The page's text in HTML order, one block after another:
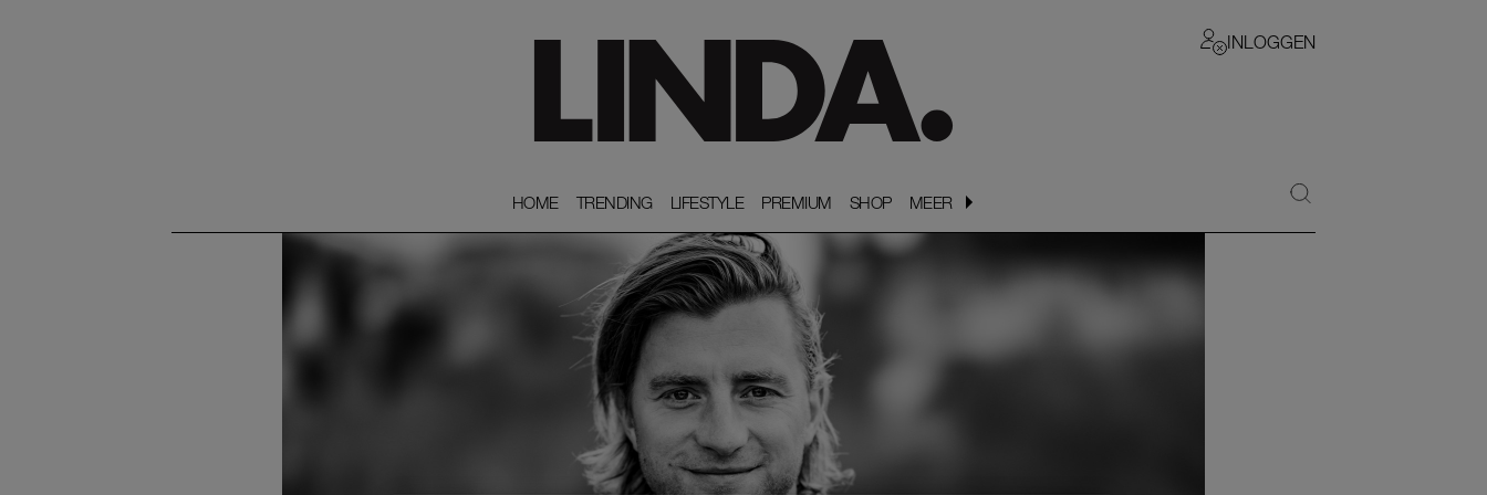
INLOGGEN
HOME
HOME TRENDING
TRENDING LIFESTYLE
LIFESTYLE PREMIUM
PREMIUM SHOP
SHOP MEER
MEER